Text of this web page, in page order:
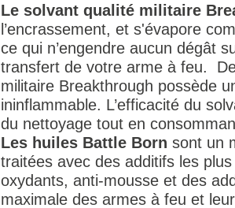
Le solvant qualité militaire
l’encrassement, et s'évapore
ce qui n’engendre aucun dégât
transfert de votre arme à feu.
militaire Breakthrough possède
ininflammable. L’efficacité du
du nettoyage tout en
Les huiles Battle Born sont un
traitées avec des additifs les
oxydants, anti-mousse et des
maximale des armes à feu et